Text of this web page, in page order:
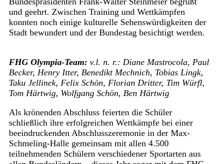
und geehrt. Zwischen Training und Wettkämpfen
konnten noch einige kulturelle Sehenswürdigkeiten der
Stadt bewundert und der Bundestag besichtigt werden.
FHG Olympia-Team: v.l. n. r.: Diane Mastrocola, Paul
Becker, Henry Itter, Benedikt Mechnich, Tobias Lingk,
Taku Jellinek, Felix Schön, Florian Dritter, Tim Würfl,
Tom Härtwig, Wolfgang Schön, Ben Härtwig
Als krönenden Abschluss feierten die Schüler
schließlich ihre erfolgreichen Wettkämpfe bei einer
beeindruckenden Abschlusszeremonie in der Max-
Schmeling-Halle gemeinsam mit allen 4.500
teilnehmenden Schülern verschiedener Sportarten aus